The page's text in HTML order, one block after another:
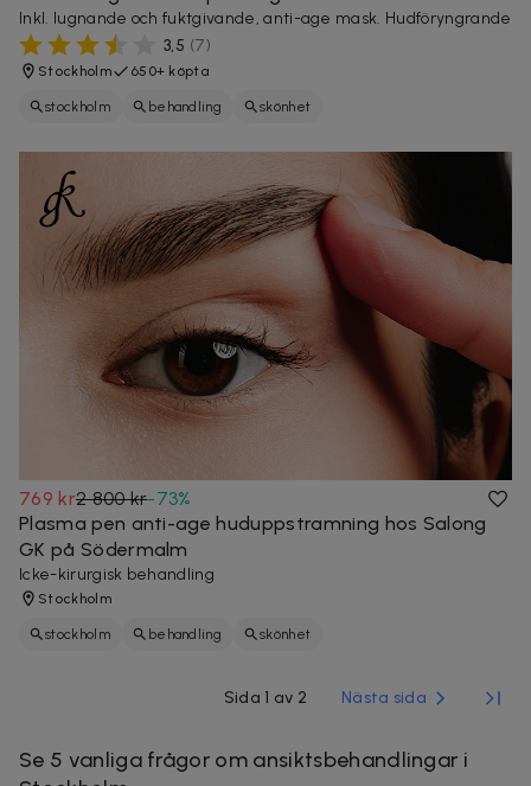
Inkl. lugnande och fuktgivande, anti-age mask. Hudföryngrande
3,5 (7)
Stockholm 650+ köpta
stockholm behandling skönhet
769 kr2 800 kr-73%
Plasma pen anti-age huduppstramning hos Salong
GK på Södermalm
Icke-kirurgisk behandling
Stockholm
stockholm behandling skönhet
Sida 1 av 2 Nästa sida
Se 5 vanliga frågor om ansiktsbehandlingar i